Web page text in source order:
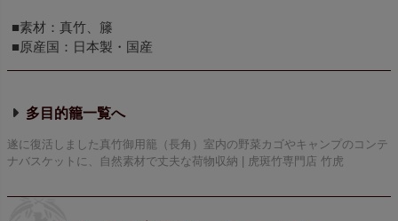
■素材：真竹、籐
■原産国：日本製・国産
多目的籠
遂に復活しました真竹御用籠（長角）室内の野菜カゴやキャンプのコンテ
ナバスケットに、自然素材で丈夫な荷物収納 | 虎斑竹専門店 竹虎